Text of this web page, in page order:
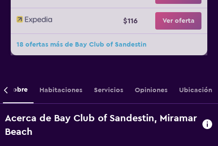
$116 Ver oferta
18 ofertas más de Bay Club of Sandestin
Sobre Habitaciones Servicios Opiniones Ubicación
Acerca de Bay Club of Sandestin, Miramar
Beach